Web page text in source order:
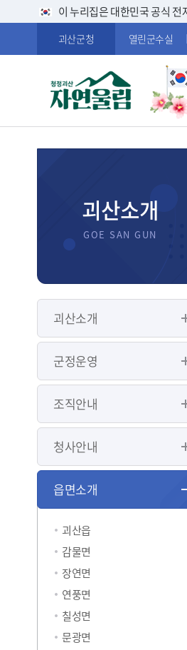
이 누리집은 대한민국 공식
괴산군청 열린군수실
괴산소개
괴산소개
군정운영
조직안내
청사안내
읍면소개
괴산읍
감물면
장연면
연풍면
칠성면
문광면